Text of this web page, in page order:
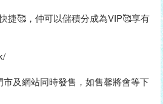
捷🥰，仲可以儲積分成為VIP🥰享有
及網站同時發售，如售馨將會等下